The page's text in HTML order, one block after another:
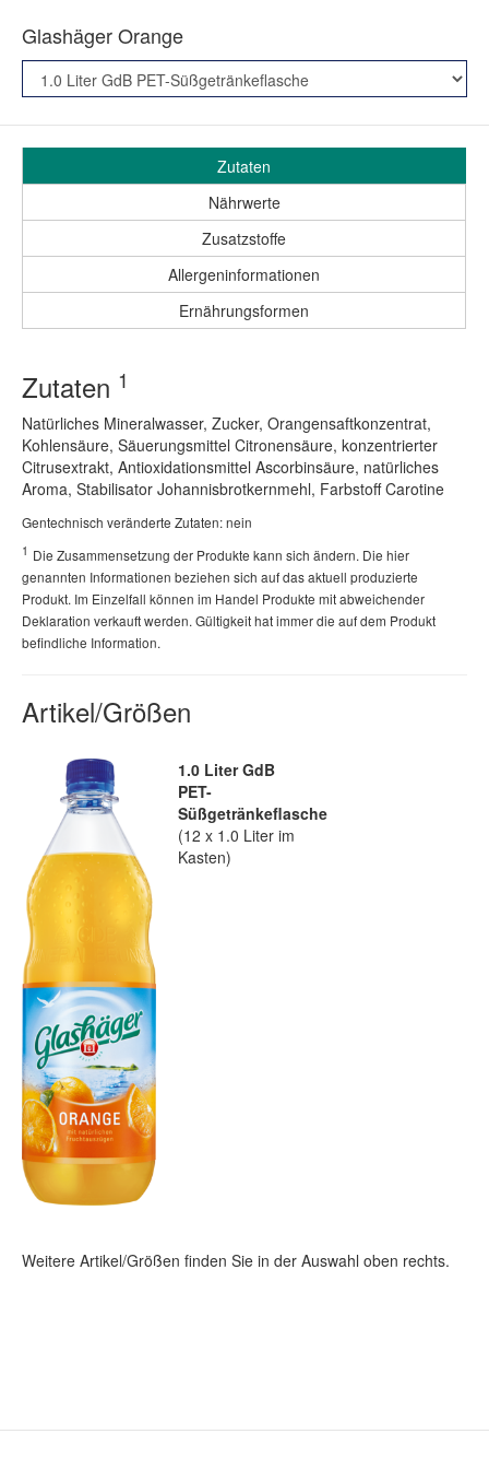
Glashäger Orange
Zutaten
Nährwerte
Zusatzstoffe
Allergeninformationen
Ernährungsformen
Zutaten 1
Natürliches Mineralwasser, Zucker, Orangensaftkonzentrat,
Kohlensäure, Säuerungsmittel Citronensäure, konzentrierter
Citrusextrakt, Antioxidationsmittel Ascorbinsäure, natürliches
Aroma, Stabilisator Johannisbrotkernmehl, Farbstoff Carotine
Gentechnisch veränderte Zutaten: nein
1 Die Zusammensetzung der Produkte kann sich ändern. Die hier
genannten Informationen beziehen sich auf das aktuell produzierte
Produkt. Im Einzelfall können im Handel Produkte mit abweichender
Deklaration verkauft werden. Gültigkeit hat immer die auf dem Produkt
befindliche Information.
Artikel/Größen
1.0 Liter GdB
PET-
Süßgetränkeflasche
(12 x 1.0 Liter im
Kasten)
Weitere Artikel/Größen finden Sie in der Auswahl oben rechts.